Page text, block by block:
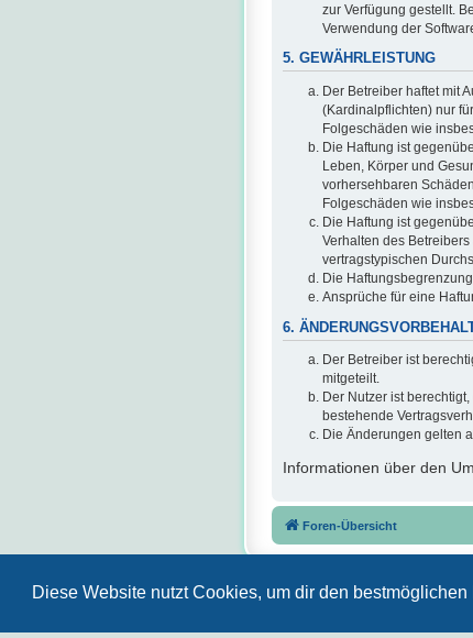
Diese Website nutzt Cookies, um dir den
zur Verfügung gestellt.
Verwendung der
5. GEWÄHRLEISTUNG
Der Betreiber haftet mit
(Kardinalpflichten) nur
Folgeschäden wie
Die Haftung ist
Leben, Körper und
vorhersehbaren
Folgeschäden wie
Die Haftung ist
Verhalten des
vertragstypischen
Die
Ansprüche für eine
6.
Der Betreiber ist
mitgeteilt.
Der Nutzer ist
bestehende
Die Änderungen gelten
Informationen über den
Foren-Übersicht